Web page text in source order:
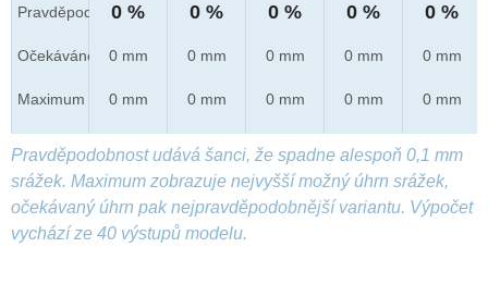
Pravděpod.
Očekáváno
Maximum
0 %
0 mm
0 mm
0 %
0 mm
0 mm
0 %
0 mm
0 mm
0 %
0 mm
0 mm
0 %
0 mm
0 mm
Pravděpodobnost udává šanci, že spadne alespoň 0,1 mm
srážek. Maximum zobrazuje nejvyšší možný úhrn srážek,
očekávaný úhrn pak nejpravděpodobnější variantu. Výpočet
vychází ze 40 výstupů modelu.